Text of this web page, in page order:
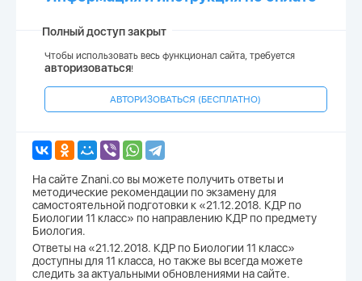
Полный доступ закрыт
Чтобы использовать весь функционал сайта, требуется
авторизоваться!
АВТОРИЗОВАТЬСЯ (БЕСПЛАТНО)
На сайте Znani.co вы можете получить ответы и
методические рекомендации по экзамену для
самостоятельной подготовки к «21.12.2018. КДР по
Биологии 11 класс» по направлению КДР по предмету
Биология.
Ответы на «21.12.2018. КДР по Биологии 11 класс»
доступны для 11 класса, но также вы всегда можете
следить за актуальными обновлениями на сайте.